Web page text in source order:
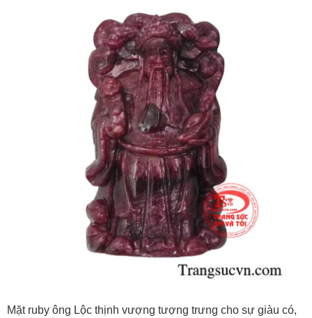
Mặt ruby ông Lộc thịnh vượng tượng trưng cho sự giàu có,